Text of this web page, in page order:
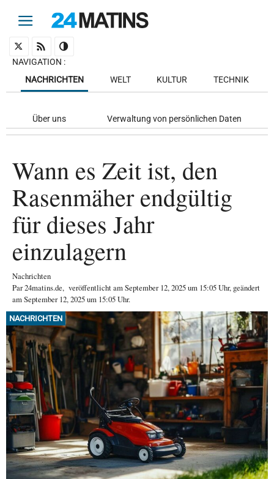
NAVIGATION :
NACHRICHTEN
WELT KULTUR TECHNIK
Über uns Verwaltung von persönlichen Daten
Wann es Zeit ist, den
Rasenmäher endgültig
für dieses Jahr
einzulagern
Nachrichten
Par24matins.de, veröffentlicht amSeptember 12, 2025um 15:05 Uhr, geändert
am September 12, 2025 um 15:05 Uhr.
NACHRICHTEN